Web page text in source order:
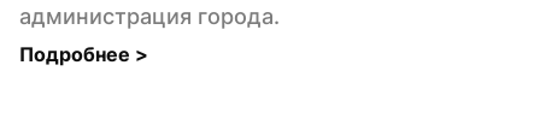
администрация города.
Подробнее >